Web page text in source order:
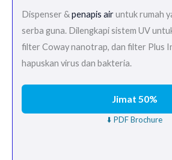
Dispenser & penapis airuntuk rumah
serba guna. Dilengkapi sistem UV
filter Coway nanotrap, dan filter Plus
hapuskan virus dan bakteria.
Jimat 50%
⬇️ PDF Brochure